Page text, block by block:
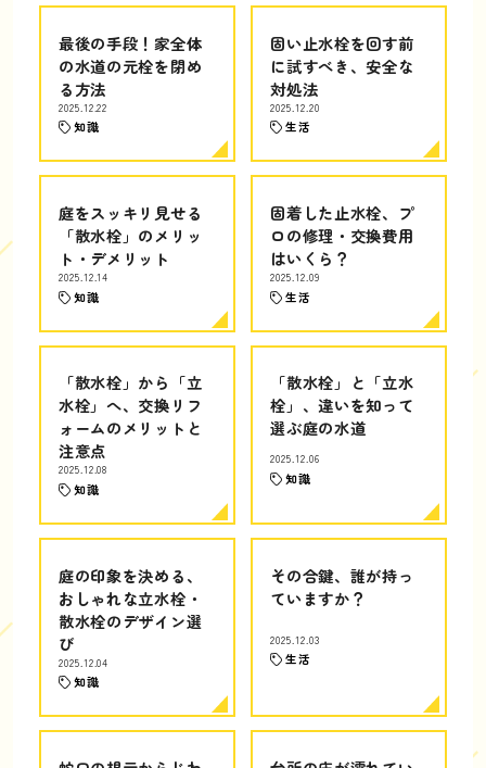
最後の手段！家全体
の水道の元栓を閉め
る方法
2025.12.22
知識
固い止水栓を回す前
に試すべき、安全な
対処法
2025.12.20
生活
庭をスッキリ見せる
「散水栓」のメリッ
ト・デメリット
2025.12.14
知識
固着した止水栓、プ
ロの修理・交換費用
はいくら？
2025.12.09
生活
「散水栓」から「立
水栓」へ、交換リフ
ォームのメリットと
注意点
2025.12.08
知識
「散水栓」と「立水
栓」、違いを知って
選ぶ庭の水道
2025.12.06
知識
庭の印象を決める、
おしゃれな立水栓・
散水栓のデザイン選
び
2025.12.04
知識
その合鍵、誰が持っ
ていますか？
2025.12.03
生活